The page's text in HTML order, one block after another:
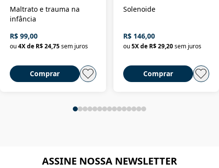
Maltrato e trauma na
infância
R$ 99,00
ou4X de R$ 24,75sem juros
Comprar
Solenoide
R$ 146,00
ou 5X de R$ 29,20 sem juros
Comprar
ASSINE NOSSA NEWSLETTER